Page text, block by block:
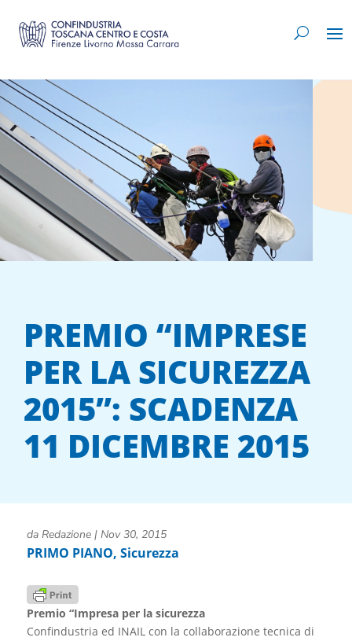
PREMIO “IMPRESE
PER LA SICUREZZA
2015”: SCADENZA
11 DICEMBRE 2015
da Redazione| Nov 30, 2015
PRIMO PIANO, Sicurezza
Premio “Impresa per la sicurezza
Confindustria ed INAIL con la collaborazione tecnica di